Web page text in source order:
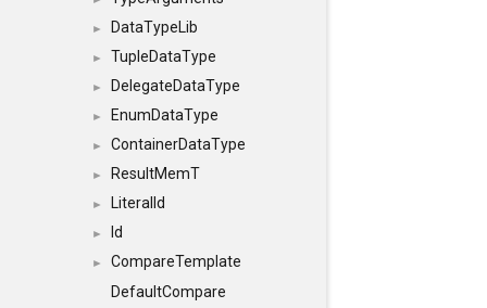
► DataTypeLib
► TupleDataType
► DelegateDataType
► EnumDataType
► ContainerDataType
► ResultMemT
► LiteralId
► Id
►
CompareTemplate
DefaultCompare